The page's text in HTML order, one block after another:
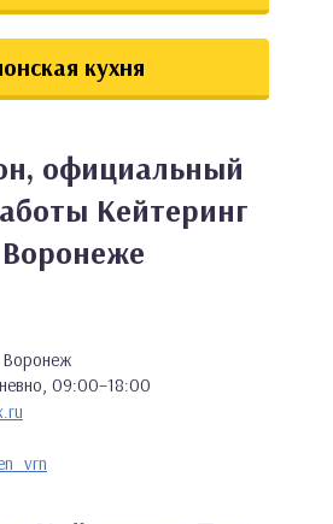
кухня
официальный
Кейтеринг
Воронеж
09:00–18:00